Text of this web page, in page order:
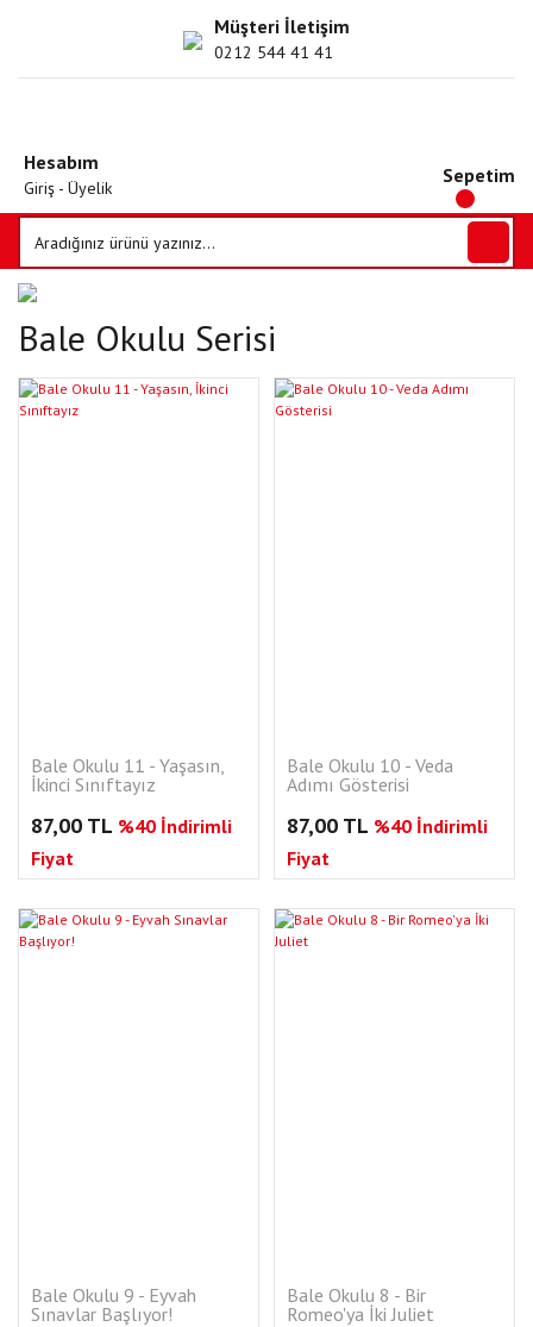
Müşteri İletişim
0212 544 41 41
Hesabım
Giriş - Üyelik
Sepetim
Bale Okulu Serisi
Bale Okulu 11 - Yaşasın,
İkinci Sınıftayız
87,00 TL %40 İndirimli
Fiyat
Bale Okulu 10 - Veda
Adımı Gösterisi
87,00 TL %40 İndirimli
Fiyat
Bale Okulu 9 - Eyvah
Sınavlar Başlıyor!
Bale Okulu 8 - Bir
Romeo'ya İki Juliet